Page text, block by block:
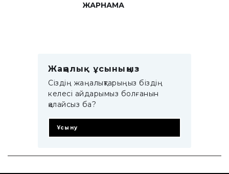
ЖАРНАМА
Жаңалық ұсыныңыз
Сіздің жаңалықтарыңыз біздің
келесі айдарымыз болғанын
қалайсыз ба?
Ұсыну